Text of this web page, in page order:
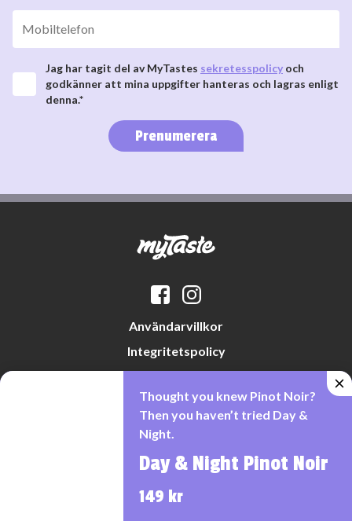
Jag har tagit del av MyTastes sekretesspolicy och
godkänner att mina uppgifter hanteras och lagras enligt
denna.*
Prenumerera
Användarvillkor
Integritetspolicy
Cookiepolicy
Denna webbplats drivs av Vinklubben i Norden AB
Thought you knew Pinot Noir?
Then you haven’t tried Day &
Night.
Day & Night Pinot Noir
149 kr